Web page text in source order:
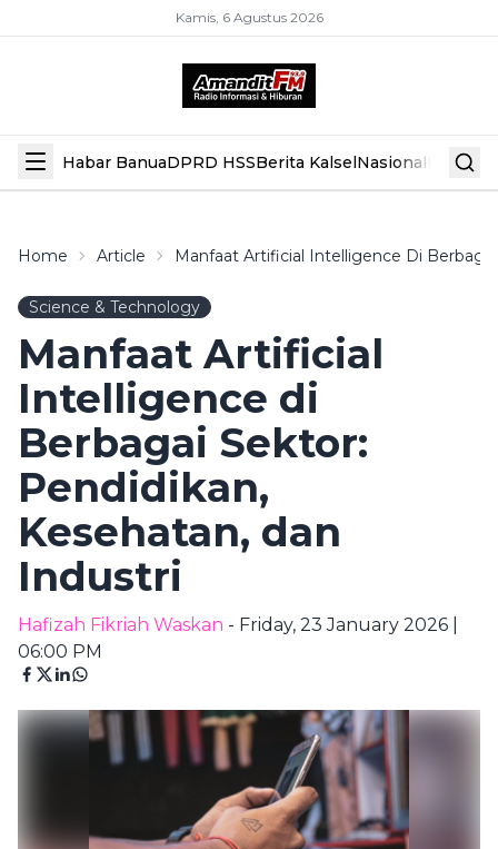
Kamis, 6 Agustus 2026
Habar BanuaDPRD HSSBerita KalselNasional Hiburan
Home Article Manfaat Artificial Intelligence Di
Science & Technology
Manfaat Artificial
Intelligence di
Berbagai Sektor:
Pendidikan,
Kesehatan, dan
Industri
Hafizah Fikriah Waskan - Friday, 23 January 2026 |
06:00 PM